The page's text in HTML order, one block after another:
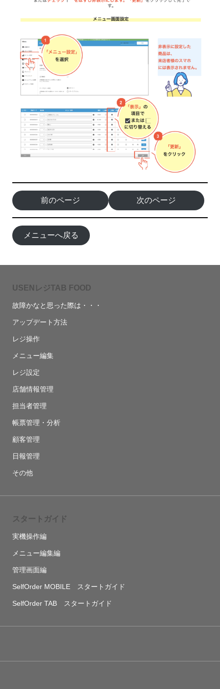
前のページ 次のページ
メニューへ戻る
USENレジTAB FOOD
故障かなと思った際は・・・
アップデート方法
レジ操作
メニュー編集
レジ設定
店舗情報管理
担当者管理
帳票管理・分析
顧客管理
日報管理
その他
スタートガイド
実機操作編
メニュー編集編
管理画面編
SelfOrder MOBILE スタートガイド
SelfOrder TAB スタートガイド